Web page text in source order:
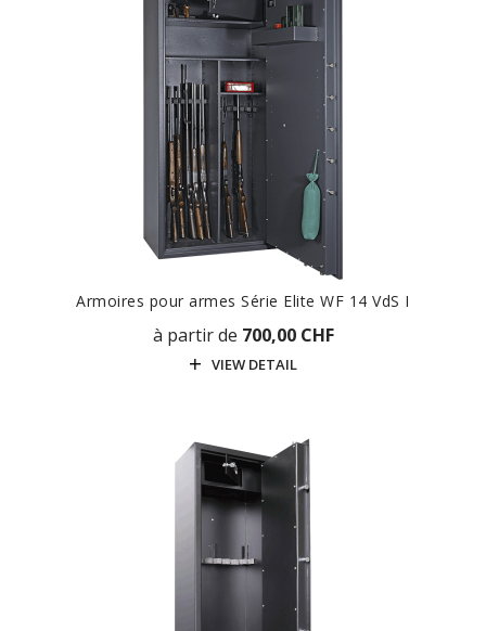
Armoires pour armes Série Elite WF 14 VdS I
à partir de 700,00 CHF
VIEW DETAIL